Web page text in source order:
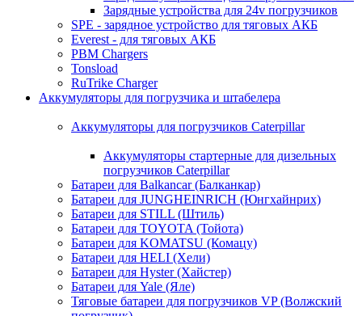
Зарядные устройства для 24v погрузчиков
SPE - зарядное устройство для тяговых АКБ
Everest - для тяговых АКБ
PBM Chargers
Tonsload
RuTrike Charger
Аккумуляторы для погрузчика и штабелера
Аккумуляторы для погрузчиков Caterpillar
Аккумуляторы стартерные для дизельных
погрузчиков Caterpillar
Батареи для Balkancar (Балканкар)
Батареи для JUNGHEINRICH (Юнгхайнрих)
Батареи для STILL (Штиль)
Батареи для TOYOTA (Тойота)
Батареи для KOMATSU (Комацу)
Батареи для HELI (Хели)
Батареи для Hyster (Хайстер)
Батареи для Yale (Яле)
Тяговые батареи для погрузчиков VP (Волжский